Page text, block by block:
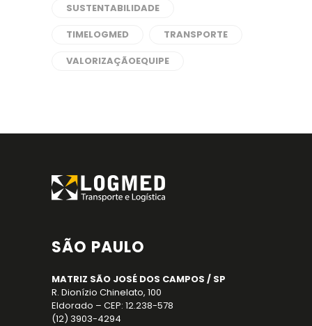
SUSTENTABILIDADE
TIMELOGMED
TRANSPORTE
VALORIZAÇÃOEQUIPE
SÃO PAULO
MATRIZ SÃO JOSÉ DOS CAMPOS / SP
R. Dionízio Chinelato, 100
Eldorado – CEP: 12.238-578
(12) 3903-4294